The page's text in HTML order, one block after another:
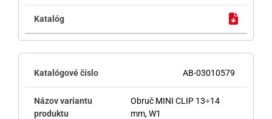
AB-03010579
Obruč MINI CLIP 13÷14
mm, W1